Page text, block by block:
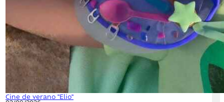
Cine de verano "Elio"